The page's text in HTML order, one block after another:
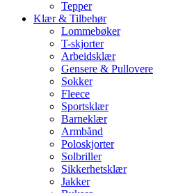
Tepper
Klær & Tilbehør
Lommebøker
T-skjorter
Arbeidsklær
Gensere & Pullovere
Sokker
Fleece
Sportsklær
Barneklær
Armbånd
Poloskjorter
Solbriller
Sikkerhetsklær
Jakker